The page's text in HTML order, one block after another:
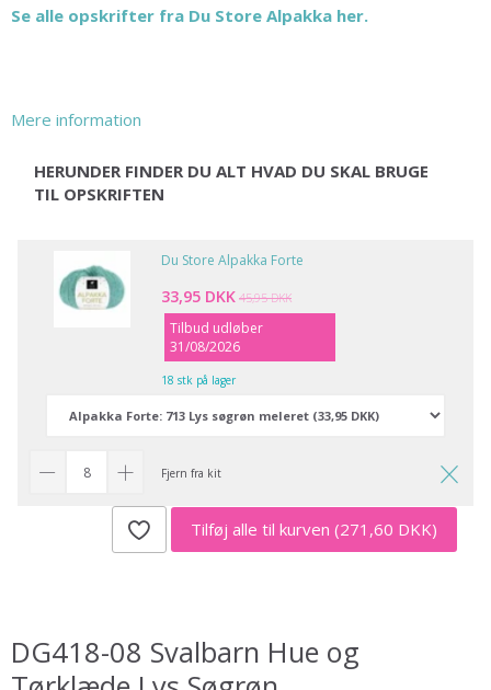
Se alle opskrifter fra Du Store Alpakka her.
Mere information
HERUNDER FINDER DU ALT HVAD DU SKAL BRUGE
TIL OPSKRIFTEN
Du Store Alpakka Forte
33,95 DKK 45,95 DKK
Tilbud udløber
31/08/2026
18 stk på lager
Fjern fra kit
Tilføj alle til kurven (271,60 DKK)
DG418-08 Svalbarn Hue og